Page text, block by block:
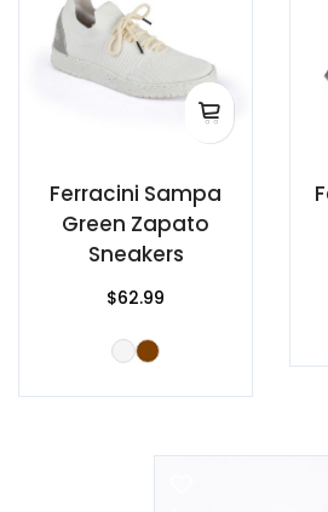
Ferracini Sampa
Green Zapato
Sneakers
$62.99